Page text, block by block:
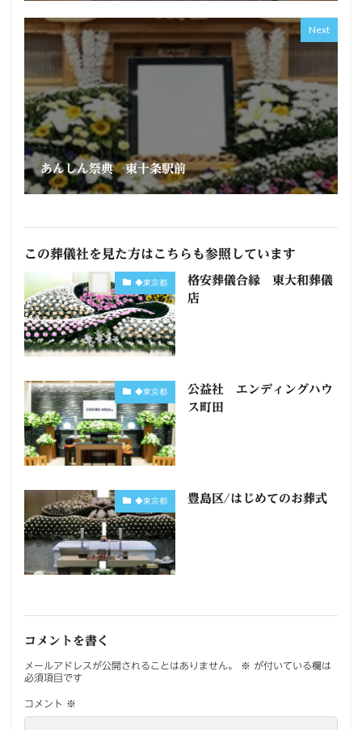
Next
あんしん祭典 東十条駅前
この葬儀社を見た方はこちらも参照しています
◆東京都
格安葬儀合縁 東大和葬儀
店
◆東京都
公益社 エンディングハウ
ス町田
◆東京都 豊島区/はじめてのお葬式
コメントを書く
メールアドレスが公開されることはありません。 ※ が付いている欄は
必須項目です
コメント ※